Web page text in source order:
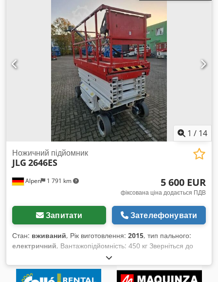
1 / 14
Alpen 1 791 km
Ножичний підйомник
JLG 2646ES
5 600 EUR
фіксована ціна додається ПДВ
Запитати Зателефонувати
Стан: вживаний, Рік виготовлення: 2015, тип пального:
електричний, Вантажопідйомність: 450 кг Зверніться до
Центру вживаного обладнання для отримання додаткової
інформації. Cedpjzflhnjfx Ah Eerf